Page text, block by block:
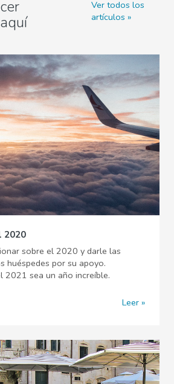
Ver todos los
artículos
2020
sobre el 2020 y darle las
huéspedes por su apoyo.
2021 sea un año increíble.
Leer